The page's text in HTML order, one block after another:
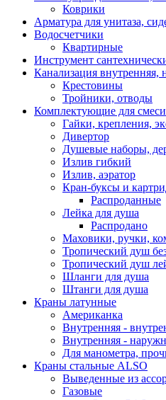
Коврики
Арматура для унитаза,
Водосчетчики
Квартирные
Инструмент
Канализация внутренняя,
Крестовины
Тройники, отводы
Комплектующие для
Гайки, крепления,
Дивертор
Душевые наборы,
Излив гибкий
Излив, аэратор
Кран-буксы и
Распроданные
Лейка для душа
Распродано
Маховики, ручки,
Тропический душ
Тропический душ
Шланги для душа
Штанги для душа
Краны латунные
Американка
Внутренняя -
Внутренняя -
Для манометра,
Краны стальные ALSO
Выведенные из
Газовые